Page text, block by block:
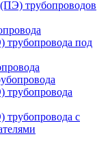
трубопроводов
под
с